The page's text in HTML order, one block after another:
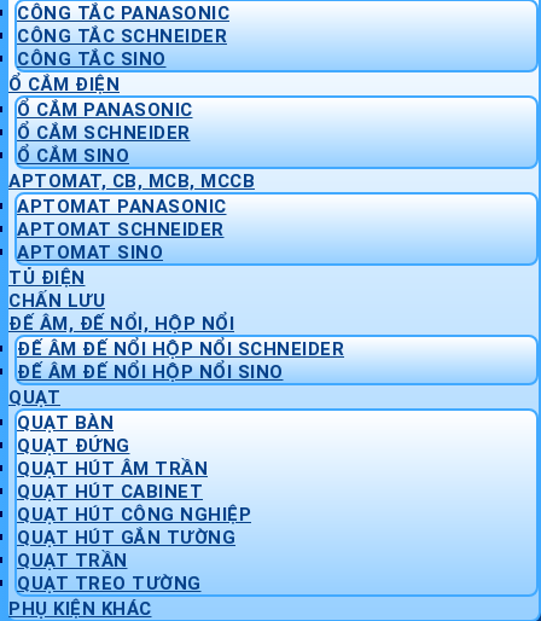
CÔNG TẮC PANASONIC
CÔNG TẮC SCHNEIDER
CÔNG TẮC SINO
Ổ CẮM ĐIỆN
Ổ CẮM PANASONIC
Ổ CẮM SCHNEIDER
Ổ CẮM SINO
APTOMAT, CB, MCB, MCCB
APTOMAT PANASONIC
APTOMAT SCHNEIDER
APTOMAT SINO
TỦ ĐIỆN
CHẤN LƯU
ĐẾ ÂM, ĐẾ NỔI, HỘP NỔI
ĐẾ ÂM ĐẾ NỔI HỘP NỔI SCHNEIDER
ĐẾ ÂM ĐẾ NỔI HỘP NỔI SINO
QUẠT
QUẠT BÀN
QUẠT ĐỨNG
QUẠT HÚT ÂM TRẦN
QUẠT HÚT CABINET
QUẠT HÚT CÔNG NGHIỆP
QUẠT HÚT GẮN TƯỜNG
QUẠT TRẦN
QUẠT TREO TƯỜNG
PHỤ KIỆN KHÁC